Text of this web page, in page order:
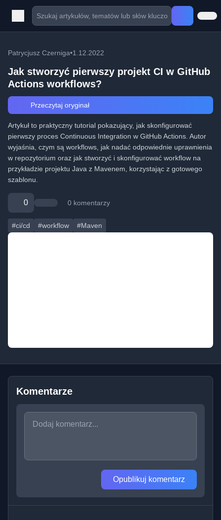
Patrycjusz Czerniga•1.12.2022
Jak stworzyć pierwszy projekt CI w GitHub
Actions workflows?
Przeczytaj oryginał
Artykuł to praktyczny tutorial pokazujący, jak skonfigurować
pierwszy proces Continuous Integration w GitHub Actions. Autor
wyjaśnia, czym są workflows, jak nadać odpowiednie uprawnienia
w repozytorium oraz jak stworzyć i skonfigurować workflow na
przykładzie projektu Java z Mavenem, korzystając z gotowego
szablonu.
0 0 komentarzy
#ci/cd #workflow #Maven
Komentarze
Opublikuj komentarz